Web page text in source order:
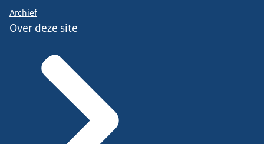
Archief
Over deze site